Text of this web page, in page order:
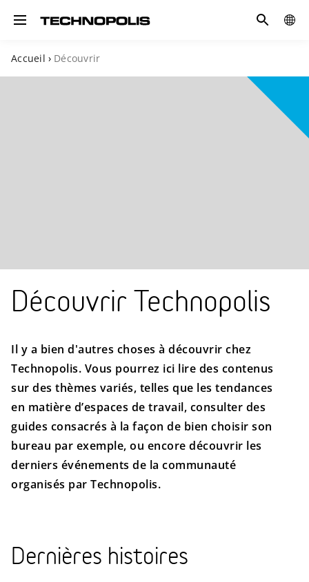
Toggle navigation
Accueil › Découvrir
Découvrir Technopolis
Il y a bien d'autres choses à découvrir chez
Technopolis. Vous pourrez ici lire des contenus
sur des thèmes variés, telles que les tendances
en matière d’espaces de travail, consulter des
guides consacrés à la façon de bien choisir son
bureau par exemple, ou encore découvrir les
derniers événements de la communauté
organisés par Technopolis.
Dernières histoires